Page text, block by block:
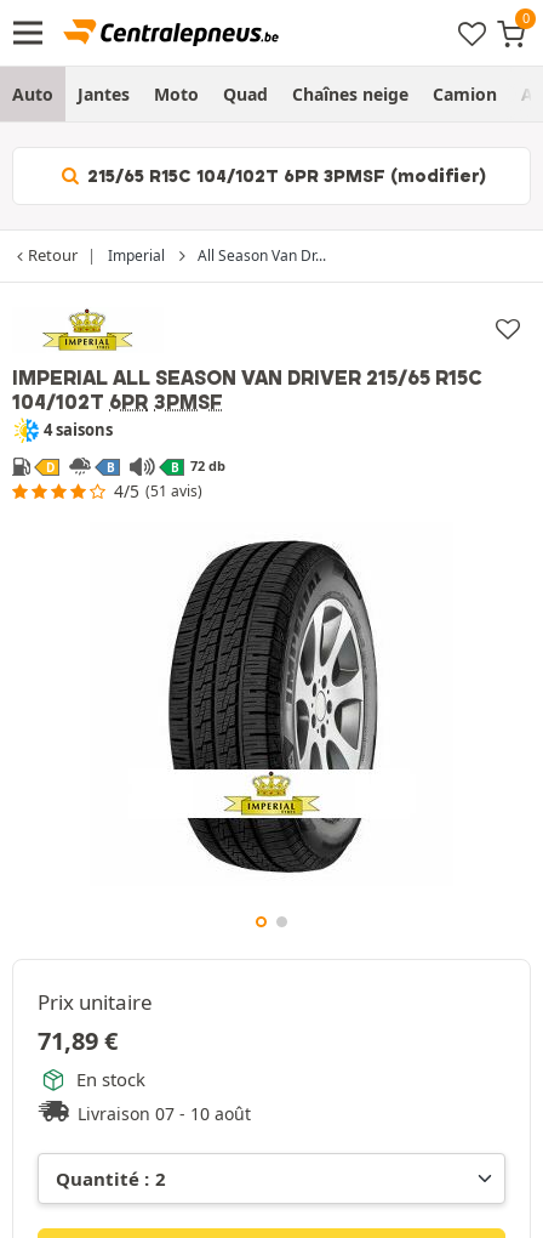
Auto Jantes Moto Quad Chaînes neige Camion
215/65 R15C 104/102T 6PR 3PMSF (modifier)
Retour Imperial All Season Van Dr...
IMPERIAL ALL SEASON VAN DRIVER 215/65 R15C
104/102T 6PR 3PMSF
4 saisons
D B B 72 db
4/5 (51 avis)
Prix unitaire
71,89€
En stock
Livraison 07 - 10 août